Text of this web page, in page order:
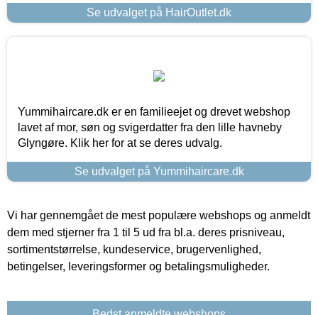
Se udvalget på HairOutlet.dk
Yummihaircare.dk er en familieejet og drevet webshop
lavet af mor, søn og svigerdatter fra den lille havneby
Glyngøre. Klik her for at se deres udvalg.
Se udvalget på Yummihaircare.dk
Vi har gennemgået de mest populære webshops og anmeldt
dem med stjerner fra 1 til 5 ud fra bl.a. deres prisniveau,
sortimentstørrelse, kundeservice, brugervenlighed,
betingelser, leveringsformer og betalingsmuligheder.